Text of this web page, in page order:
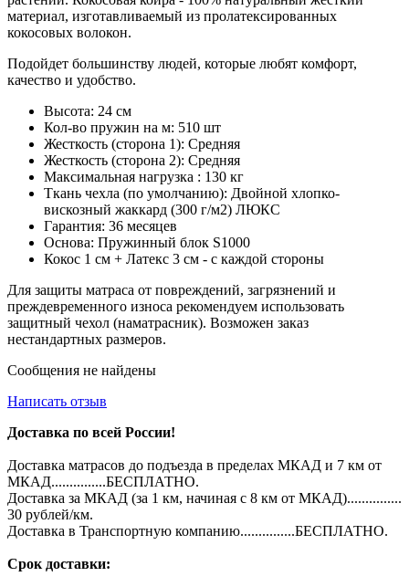
материал, изготавливаемый из пролатексированных
кокосовых волокон.
Подойдет большинству людей, которые любят комфорт,
качество и удобство.
Высота: 24 см
Кол-во пружин на м: 510 шт
Жесткость (сторона 1): Средняя
Жесткость (сторона 2): Средняя
Максимальная нагрузка : 130 кг
Ткань чехла (по умолчанию): Двойной хлопко-
вискозный жаккард (300 г/м2) ЛЮКС
Гарантия: 36 месяцев
Основа: Пружинный блок S1000
Кокос 1 см + Латекс 3 см - с каждой стороны
Для защиты матраса от повреждений, загрязнений и
преждевременного износа рекомендуем использовать
защитный чехол (наматрасник). Возможен заказ
нестандартных размеров.
Сообщения не найдены
Написать отзыв
Доставка по всей России!
Доставка матрасов до подъезда в пределах МКАД и 7 км от
МКАД...............БЕСПЛАТНО.
Доставка за МКАД (за 1 км, начиная с 8 км от МКАД)...............
30 рублей/км.
Доставка в Транспортную компанию...............БЕСПЛАТНО.
Срок доставки: